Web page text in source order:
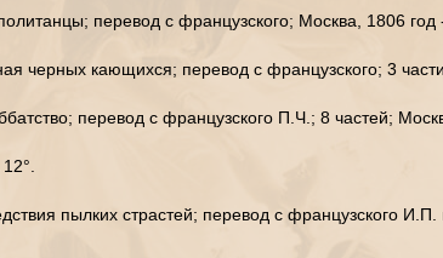
перевод с французского; Москва, 1806 год
черных кающихся; перевод с французского; 3
перевод с французского П.Ч.; 8 частей;
пылких страстей; перевод с французского